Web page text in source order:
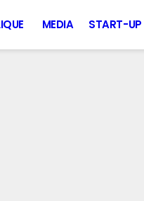
MEDIA START-UP